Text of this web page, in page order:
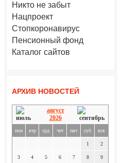
Никто не забыт
Нацпроект
Стопкоронавирус
Пенсионный фонд
Каталог сайтов
АРХИВ НОВОСТЕЙ
август
2026
пон втр срд чет пят суб вск
1 2
3 4 5 6 7 8 9